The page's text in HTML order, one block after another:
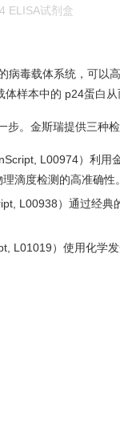
ELISA试剂盒
病毒载体系统，可以
样本中的 p24蛋白从
。金斯瑞提供三种
L00974）利
滴度检测的高准确性。
L00938）通过经
L01019）使用化学